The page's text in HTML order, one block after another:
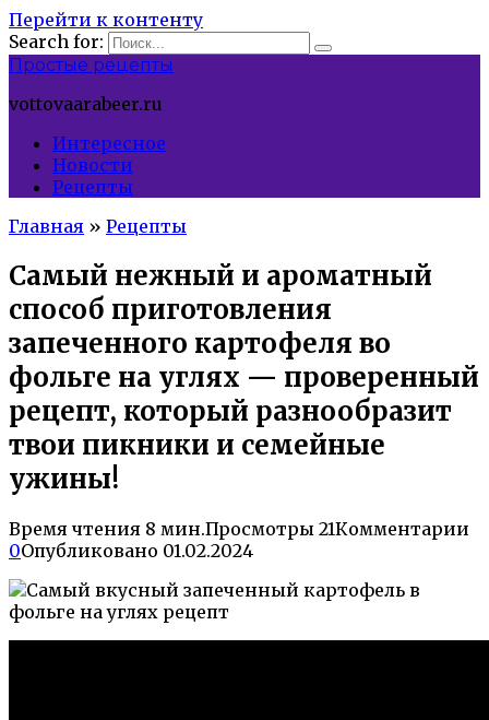
Перейти к контенту
Search for:
Простые рецепты
vottovaarabeer.ru
Интересное
Новости
Рецепты
Главная » Рецепты
Самый нежный и ароматный
способ приготовления
запеченного картофеля во
фольге на углях — проверенный
рецепт, который разнообразит
твои пикники и семейные
ужины!
Время чтения 8 мин.Просмотры 21Комментарии
0Опубликовано 01.02.2024